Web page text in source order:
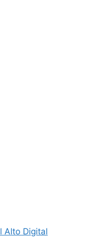
Alto Digital